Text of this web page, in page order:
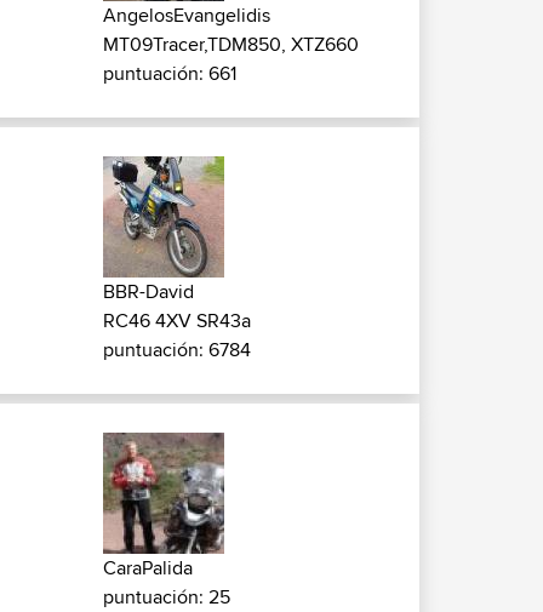
AngelosEvangelidis
MT09Tracer,TDM850, XTZ660
puntuación: 661
BBR-David
RC46 4XV SR43a
puntuación: 6784
CaraPalida
puntuación: 25